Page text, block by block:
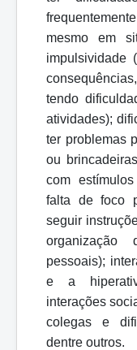
mesmo em
impulsividade
tendo
atividades);
ter problemas
ou
com
falta de foco
seguir
organização
pessoais);
e a
interações
colegas e
dentre outros.